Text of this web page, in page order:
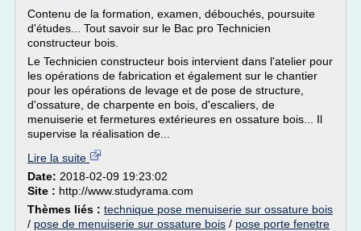
Contenu de la formation, examen, débouchés, poursuite
d'études... Tout savoir sur le Bac pro Technicien
constructeur bois.
Le Technicien constructeur bois intervient dans l'atelier pour
les opérations de fabrication et également sur le chantier
pour les opérations de levage et de pose de structure,
d'ossature, de charpente en bois, d'escaliers, de
menuiserie et fermetures extérieures en ossature bois... Il
supervise la réalisation de...
Lire la suite
Date: 2018-02-09 19:23:02
Site : http://www.studyrama.com
Thèmes liés : technique pose menuiserie sur ossature bois
/ pose de menuiserie sur ossature bois / pose porte fenetre